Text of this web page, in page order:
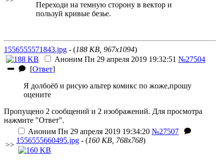
Переходи на темную сторону в вектор и
пользуй кривые безье.
1556555571843.jpg - (188 KB, 967x1094)
Аноним Пн 29 апреля 2019 19:32:51 №27504
[Ответ]
Я долбоёб и рисую альтер комикс по жоже,прошу
оцените
Пропущено 2 сообщений и 2 изображений. Для просмотра
нажмите "Ответ".
>>
Аноним Пн 29 апреля 2019 19:34:20 №27507
1556555660495.jpg - (160 KB, 768x768)